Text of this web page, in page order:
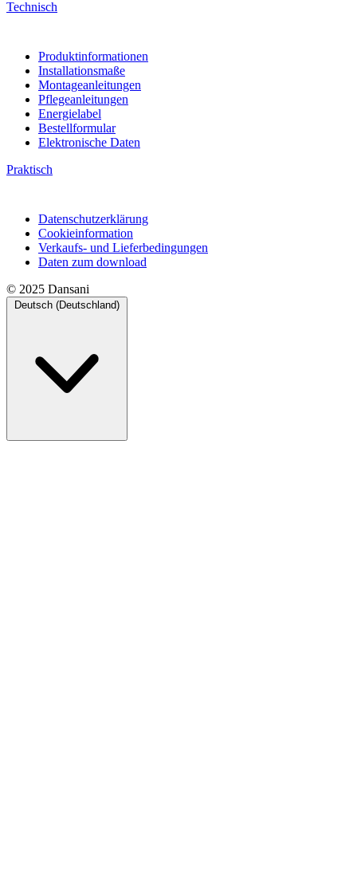
Technisch
Produktinformationen
Installationsmaße
Montageanleitungen
Pflegeanleitungen
Energielabel
Bestellformular
Elektronische Daten
Praktisch
Datenschutzerklärung
Cookieinformation
Verkaufs- und Lieferbedingungen
Daten zum download
© 2025 Dansani
Deutsch (Deutschland)